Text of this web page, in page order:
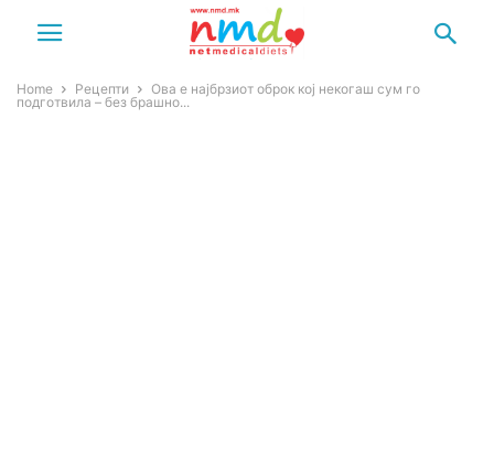
Home Рецепти
Ова е најбрзиот оброк кој некогаш сум го
подготвила – без брашно...